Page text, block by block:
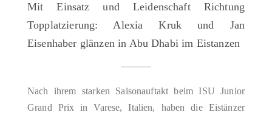
Mit Einsatz und Leidenschaft Richtung
Topplatzierung: Alexia Kruk und Jan
Eisenhaber glänzen in Abu Dhabi im Eistanzen
Nach ihrem starken Saisonauftakt beim ISU Junior
Grand Prix in Varese, Italien, haben die Eistänzer